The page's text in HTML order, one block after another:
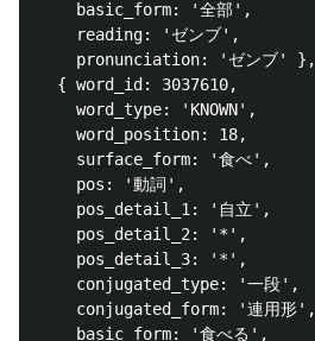
    basic_form: '全部',
    reading: 'ゼンブ',
    pronunciation: 'ゼンブ' },
  { word_id: 3037610,
    word_type: 'KNOWN',
    word_position: 18,
    surface_form: '食べ',
    pos: '動詞',
    pos_detail_1: '自立',
    pos_detail_2: '*',
    pos_detail_3: '*',
    conjugated_type: '一段',
    conjugated_form: '連用形',
    basic_form: '食べる',